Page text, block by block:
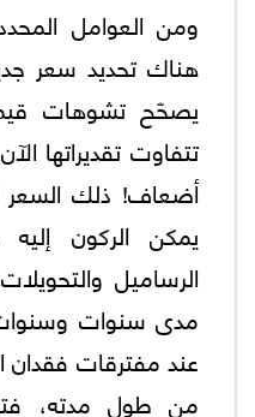
ومن العوامل
هناك تحديد سعر
يصحّح تشوهات
تتفاوت تقديراتها
أضعاف! ذلك السعر
يمكن الركون
الرساميل
مدى سنوات
عند مفترقات فقدان
من طول مدته،